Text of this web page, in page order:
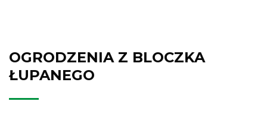
OGRODZENIA Z BLOCZKA
ŁUPANEGO